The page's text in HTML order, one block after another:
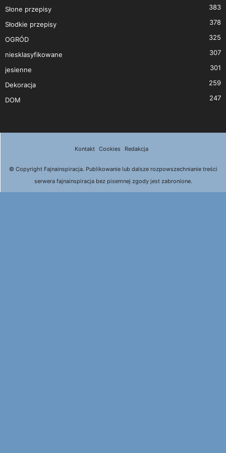
Słone przepisy 383
Słodkie przepisy 378
OGRÓD 325
niesklasyfikowane 307
jesienne 301
Dekoracja 259
DOM 247
Kontakt Cookies Redakcja
© Copyright Fajnainspiracja. Publikowanie lub dalsze rozpowszechnianie treści
serwera fajnainspiracja bez pisemnej zgody jest zabronione.